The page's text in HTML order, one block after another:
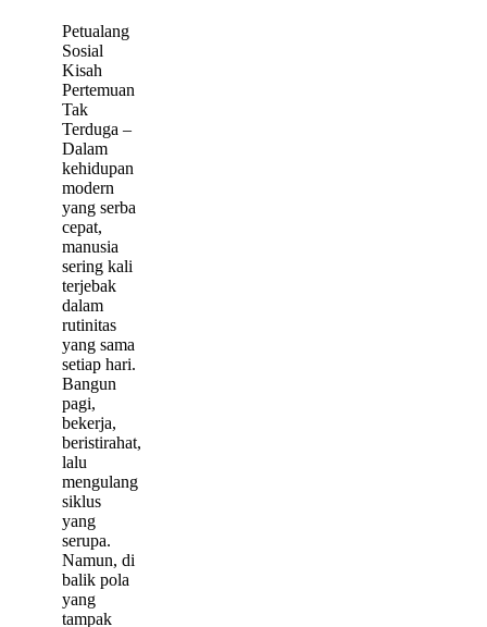
Petualang
Sosial
Kisah
Pertemuan
Tak
Terduga –
Dalam
kehidupan
modern
yang serba
cepat,
manusia
sering kali
terjebak
dalam
rutinitas
yang sama
setiap hari.
Bangun
pagi,
bekerja,
beristirahat,
lalu
mengulang
siklus
yang
serupa.
Namun, di
balik pola
yang
tampak